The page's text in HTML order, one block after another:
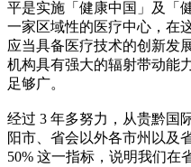
平是实施「健康中国」及「
一家区域性的医疗中心，在
应当具备医疗技术的创新发
机构具有强大的辐射带动能
足够广。
经过 3 年多努力，从贵黔国
阳市、省会以外各市州以及
50% 这一指标，说明我们在